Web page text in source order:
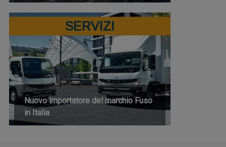
SERVIZI
Nuovo importatore del marchio Fuso
in Italia